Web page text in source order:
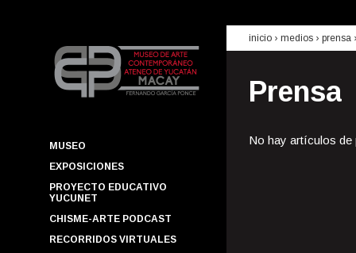
MUSEO
EXPOSICIONES
PROYECTO EDUCATIVO
YUCUNET
CHISME-ARTE PODCAST
RECORRIDOS VIRTUALES
inicio › medios › prensa
Prensa
No hay artículos de